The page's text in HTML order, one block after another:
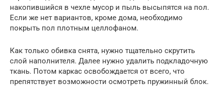
накопившийся в чехле мусор и пыль высыпятся на пол.
Если же нет вариантов, кроме дома, необходимо
покрыть пол плотным целлофаном.
Как только обивка снята, нужно тщательно скрутить
слой наполнителя. Далее нужно удалить подкладочную
ткань. Потом каркас освобождается от всего, что
препятствует возможности осмотреть пружинный блок.